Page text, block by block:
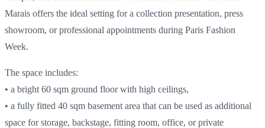
Marais offers the ideal setting for a collection presentation, press
showroom, or professional appointments during Paris Fashion
Week.
The space includes:
• a bright 60 sqm ground floor with high ceilings,
• a fully fitted 40 sqm basement area that can be used as additional
space for storage, backstage, fitting room, office, or private